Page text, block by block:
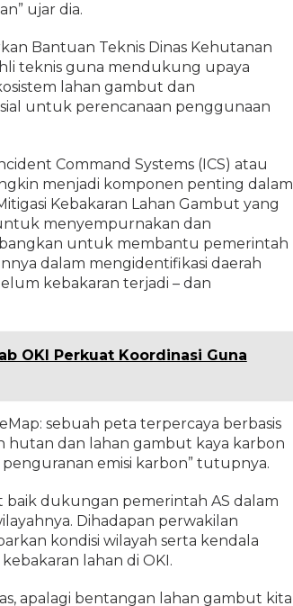
ujar dia.
Bantuan Teknis Dinas Kehutanan
teknis guna mendukung upaya
lahan gambut dan
untuk perencanaan penggunaan
Command Systems (ICS) atau
menjadi komponen penting dalam
Kebakaran Lahan Gambut yang
menyempurnakan dan
untuk membantu pemerintah
dalam mengidentifikasi daerah
kebakaran terjadi – dan
OKI Perkuat Koordinasi Guna
sebuah peta terpercaya berbasis
dan lahan gambut kaya karbon
emisi karbon” tutupnya.
baik dukungan pemerintah AS dalam
Dihadapan perwakilan
kondisi wilayah serta kendala
lahan di OKI.
apalagi bentangan lahan gambut kita